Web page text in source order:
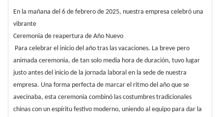
En la mañana del 6 de febrero de 2025, nuestra empresa celebró una
vibrante
Ceremonia de reapertura de Año Nuevo
Para celebrar el inicio del año tras las vacaciones. La breve pero
animada ceremonia, de tan solo media hora de duración, tuvo lugar
justo antes del inicio de la jornada laboral en la sede de nuestra
empresa. Una forma perfecta de marcar el ritmo del año que se
avecinaba, esta ceremonia combinó las costumbres tradicionales
chinas con un espíritu festivo moderno, uniendo al equipo para dar la